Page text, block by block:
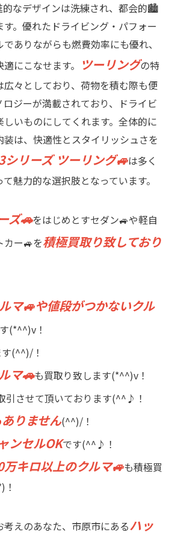
的なデザインは洗練され、都会的🏙
。優れたドライビング・パフォー
ありながらも燃費効率にも優れ、
にこなせます。 ツーリングの特
々としており、荷物を積む際も便
ジーが満載されており、ドライビ
いものにしてくれます。全体的に
は、快適性とスタイリッシュさを
シリーズ ツーリング🚙は多く
魅力的な選択肢となっています。
ズ🚗をはじめとすセダン🚙や軽自
カー🚙を積極買取り致しており
マ🚙や値段がつかないクル
(*^^)v！
(^^)/！
マ🚗も買取り致します(*^^)v！
引させて頂いております(^^♪！
りません(^^)/！
ンセルOKです(^^♪！
キロ以上のクルマ🚙も積極買
考えのあなた、市原市にあるハッ